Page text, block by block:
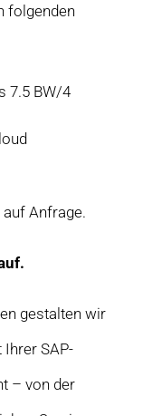
folgenden
7.5 BW/4
Anfrage.
gestalten wir
SAP-
– von der